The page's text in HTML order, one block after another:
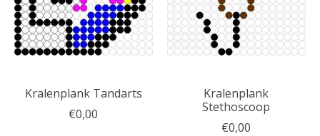
Kralenplank Tandarts
€0,00
Kralenplank
Stethoscoop
€0,00